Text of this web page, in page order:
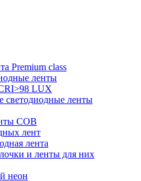
Premium class
ленты
LUX
светодиодные ленты
COB
лент
лента
и ленты для них